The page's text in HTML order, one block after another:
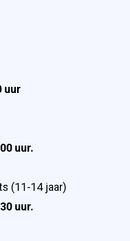
uur
uur.
(11-14 jaar)
uur.